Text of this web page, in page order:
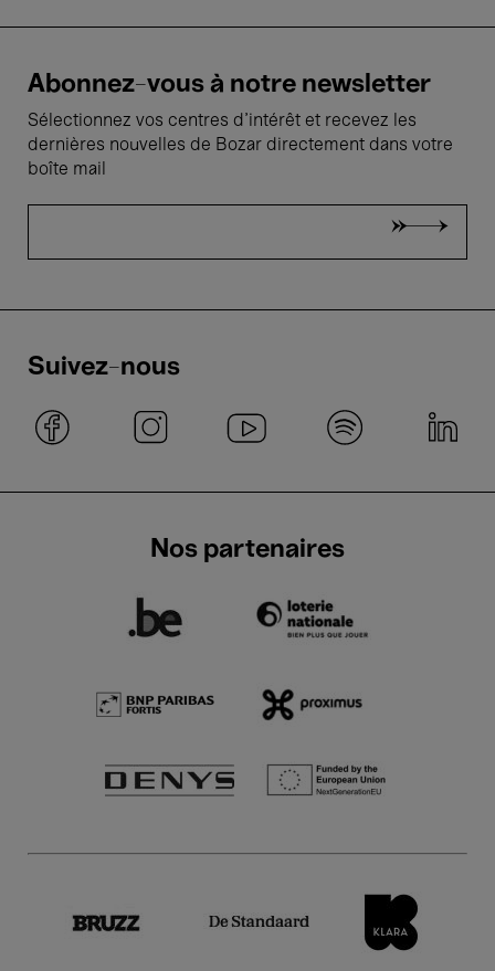
Abonnez-vous à notre newsletter
Sélectionnez vos centres d'intérêt et recevez les
dernières nouvelles de Bozar directement dans votre
boîte mail
Suivez-nous
Nos partenaires